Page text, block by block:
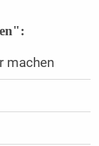
machen